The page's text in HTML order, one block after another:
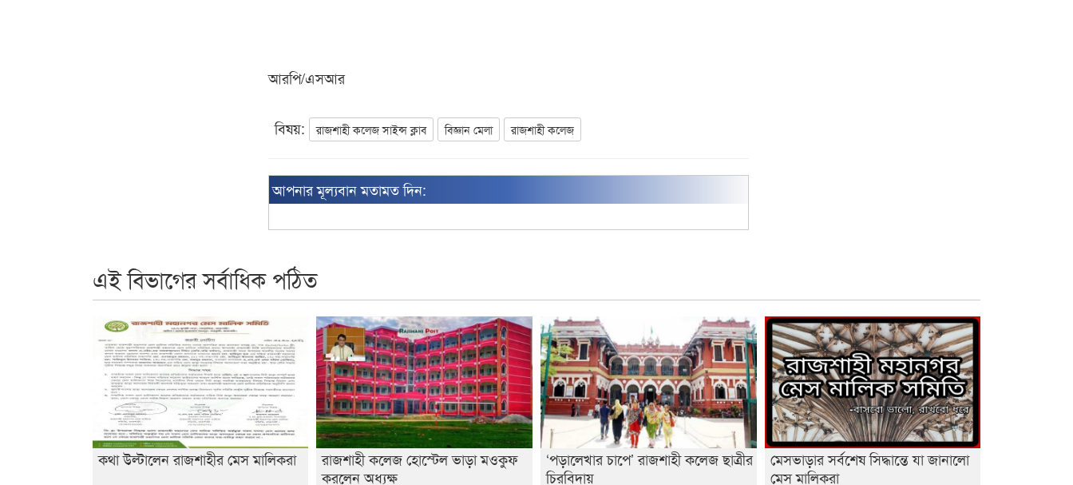
আরপি/এসআর
বিষয়: রাজশাহী কলেজ সাইন্স ক্লাব বিজ্ঞান মেলা রাজশাহী কলেজ
আপনার মূল্যবান মতামত দিন:
এই বিভাগের সর্বাধিক পঠিত
কথা উল্টালেন রাজশাহীর মেস মালিকরা
রাজশাহী কলেজ হোস্টেল ভাড়া মওকুফ
করলেন অধ্যক্ষ
‘পড়ালেখার চাপে’ রাজশাহী কলেজ ছাত্রীর
চিরবিদায়
মেসভাড়ার সর্বশেষ সিদ্ধান্তে যা জানালো
মেস মালিকরা